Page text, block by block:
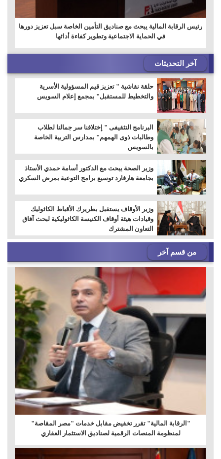
رئيس الرقابة المالية يبحث مع صناديق التأمين الخاصة سبل تعزيز دورها
في الحماية الاجتماعية وتطوير كفاءة أدائها
آخر التحديثات
حلقة نقاشية " تعزيز قيم المسؤولية الأسرية
والتخطيط للمستقبل" بمجمع إعلام السويس
البرنامج التثقيفى " إختلافنا سر جمالنا لطلاب
وطالبات ذوى الهمهم" بمدارس التربية الخاصة
بالسويس
وزير الصحة يبحث مع الدكتور أسامة حمدي الأستاذ
بجامعة هارفارد توسيع برامج التوعية بمرض السكري
وزير الأوقاف يستقبل بطريرك الأقباط الكاثوليك
وقيادات هيئة أوقاف الكنيسة الكاثوليكية لبحث آفاق
التعاون المشترك
من قسم آخر
"الرقابة المالية" تقرر تخفيض مقابل خدمات "مصر المقاصة"
لمنظومة المنصات الرقمية لصناديق الاستثمار العقاري